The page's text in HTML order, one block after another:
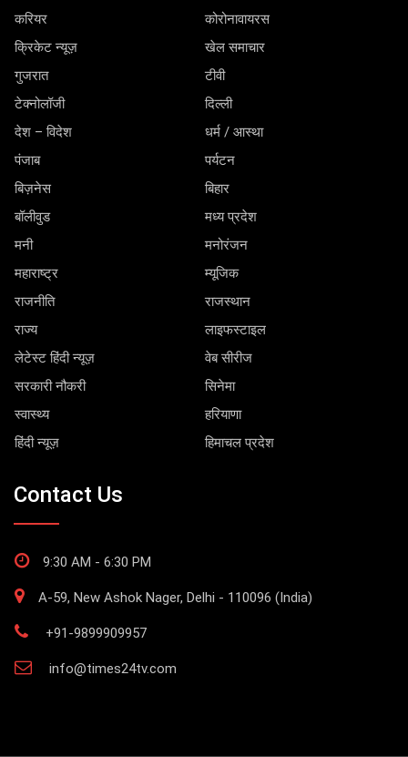
करियर
कोरोनावायरस
क्रिकेट न्यूज़
खेल समाचार
गुजरात
टीवी
टेक्नोलॉजी
दिल्ली
देश – विदेश
धर्म / आस्था
पंजाब
पर्यटन
बिज़नेस
बिहार
बॉलीवुड
मध्य प्रदेश
मनी
मनोरंजन
महाराष्ट्र
म्यूजिक
राजनीति
राजस्थान
राज्य
लाइफस्टाइल
लेटेस्ट हिंदी न्यूज़
वेब सीरीज
सरकारी नौकरी
सिनेमा
स्वास्थ्य
हरियाणा
हिंदी न्यूज़
हिमाचल प्रदेश
Contact Us
9:30 AM - 6:30 PM
A-59, New Ashok Nager, Delhi - 110096 (India)
+91-9899909957
info@times24tv.com